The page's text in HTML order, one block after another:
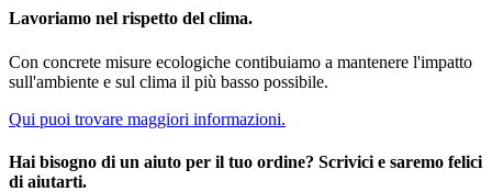
Lavoriamo nel rispetto del clima.
Con concrete misure ecologiche contibuiamo a mantenere l'impatto
sull'ambiente e sul clima il più basso possibile.
Qui puoi trovare maggiori informazioni.
Hai bisogno di un aiuto per il tuo ordine? Scrivici e saremo felici
di aiutarti.